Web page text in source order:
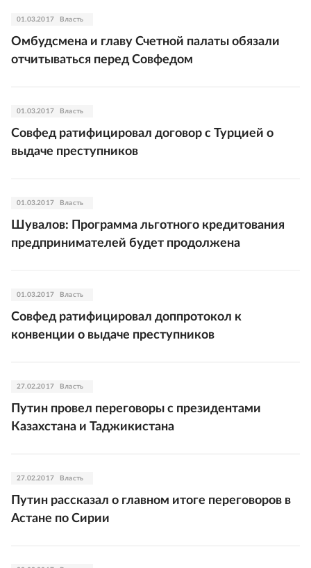
01.03.2017 Власть
Омбудсмена и главу Счетной палаты обязали
отчитываться перед Совфедом
01.03.2017 Власть
Совфед ратифицировал договор с Турцией о
выдаче преступников
01.03.2017 Власть
Шувалов: Программа льготного кредитования
предпринимателей будет продолжена
01.03.2017 Власть
Совфед ратифицировал доппротокол к
конвенции о выдаче преступников
27.02.2017 Власть
Путин провел переговоры с президентами
Казахстана и Таджикистана
27.02.2017 Власть
Путин рассказал о главном итоге переговоров в
Астане по Сирии